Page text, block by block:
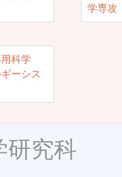
学専攻
科学
ーシス
研究科